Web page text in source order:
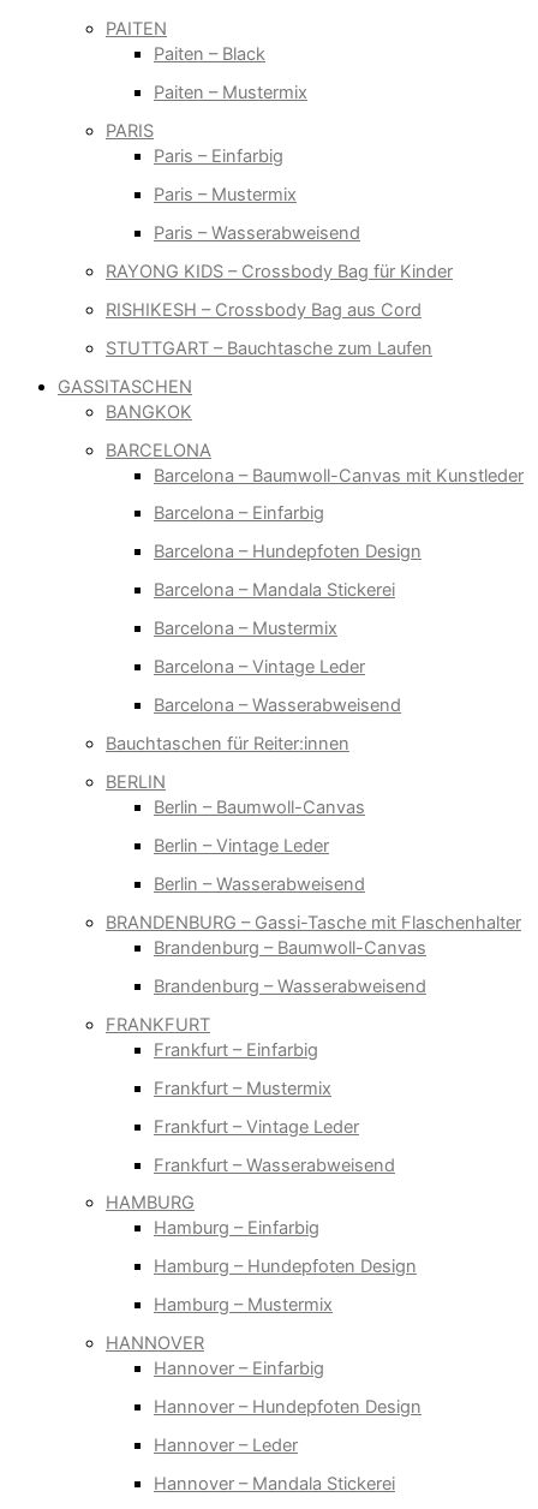
PAITEN
Paiten – Black
Paiten – Mustermix
PARIS
Paris – Einfarbig
Paris – Mustermix
Paris – Wasserabweisend
RAYONG KIDS – Crossbody Bag für Kinder
RISHIKESH – Crossbody Bag aus Cord
STUTTGART – Bauchtasche zum Laufen
GASSITASCHEN
BANGKOK
BARCELONA
Barcelona – Baumwoll-Canvas mit Kunstleder
Barcelona – Einfarbig
Barcelona – Hundepfoten Design
Barcelona – Mandala Stickerei
Barcelona – Mustermix
Barcelona – Vintage Leder
Barcelona – Wasserabweisend
Bauchtaschen für Reiter:innen
BERLIN
Berlin – Baumwoll-Canvas
Berlin – Vintage Leder
Berlin – Wasserabweisend
BRANDENBURG – Gassi-Tasche mit Flaschenhalter
Brandenburg – Baumwoll-Canvas
Brandenburg – Wasserabweisend
FRANKFURT
Frankfurt – Einfarbig
Frankfurt – Mustermix
Frankfurt – Vintage Leder
Frankfurt – Wasserabweisend
HAMBURG
Hamburg – Einfarbig
Hamburg – Hundepfoten Design
Hamburg – Mustermix
HANNOVER
Hannover – Einfarbig
Hannover – Hundepfoten Design
Hannover – Leder
Hannover – Mandala Stickerei